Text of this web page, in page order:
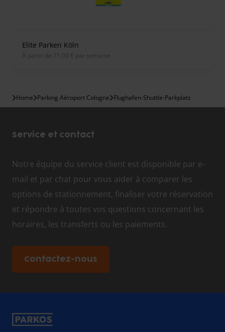
Elite Parken Köln
À partir de 71,00 € par semaine
Home Parking Aéroport Cologne Flughafen-Shuttle-Parkplatz
Service et contact
Notre équipe du service client est disponible par e-
mail et par chat pour vous aider à comparer les
options de stationnement, finaliser votre réservation
et répondre à toutes vos questions concernant les
horaires, les transferts ou les paiements.
Contactez-nous